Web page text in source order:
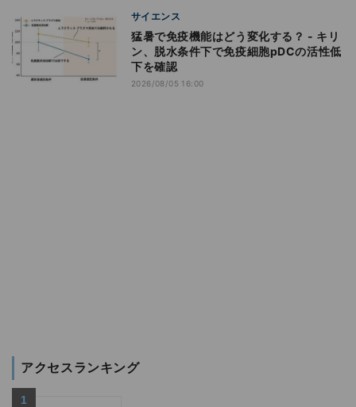
サイエンス
猛暑で免疫機能はどう変化する？ - キリ
ン、脱水条件下で免疫細胞pDCの活性低
下を確認
2026/08/05 16:00
アクセスランキング